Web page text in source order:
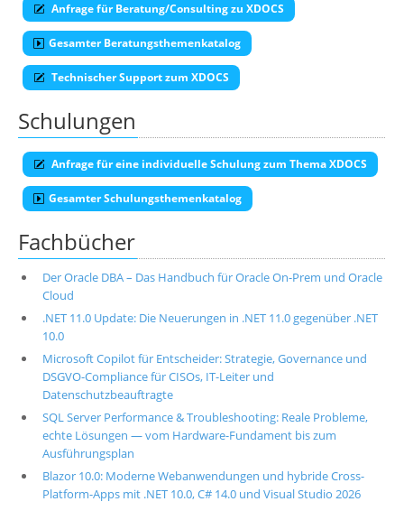
Anfrage für Beratung/Consulting zu XDOCS
Gesamter Beratungsthemenkatalog
Technischer Support zum XDOCS
Schulungen
Anfrage für eine individuelle Schulung zum Thema XDOCS
Gesamter Schulungsthemenkatalog
Fachbücher
Der Oracle DBA – Das Handbuch für Oracle On-Prem und Oracle
Cloud
.NET 11.0 Update: Die Neuerungen in .NET 11.0 gegenüber .NET
10.0
Microsoft Copilot für Entscheider: Strategie, Governance und
DSGVO-Compliance für CISOs, IT-Leiter und
Datenschutzbeauftragte
SQL Server Performance & Troubleshooting: Reale Probleme,
echte Lösungen — vom Hardware-Fundament bis zum
Ausführungsplan
Blazor 10.0: Moderne Webanwendungen und hybride Cross-
Platform-Apps mit .NET 10.0, C# 14.0 und Visual Studio 2026